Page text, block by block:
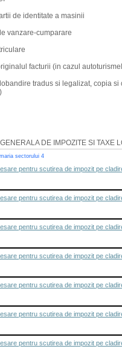
de identitate a masinii
vanzare-cumparare
facturii (in cazul
tradus si legalizat, copia
DE IMPOZITE SI TAXE
sectorului 4
pentru scutirea de impozit pe
pentru scutirea de impozit pe
pentru scutirea de impozit pe
pentru scutirea de impozit pe
pentru scutirea de impozit pe
pentru scutirea de impozit pe
pentru scutirea de impozit pe